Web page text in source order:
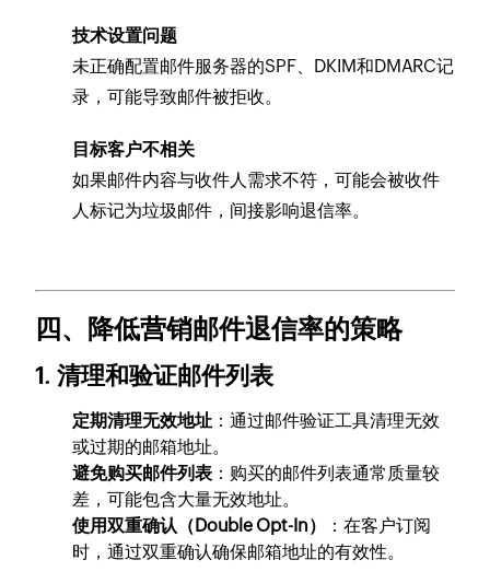
技术设置问题
未正确配置邮件服务器的SPF、DKIM和DMARC记
录，可能导致邮件被拒收。
目标客户不相关
如果邮件内容与收件人需求不符，可能会被收件
人标记为垃圾邮件，间接影响退信率。
四、降低营销邮件退信率的策略
1.清理和验证邮件列表
定期清理无效地址 ：通过邮件验证工具清理无效
或过期的邮箱地址。
避免购买邮件列表 ：购买的邮件列表通常质量较
差，可能包含大量无效地址。
使用双重确认（Double Opt-In）
：在客户订阅
时，通过双重确认确保邮箱地址的有效性。